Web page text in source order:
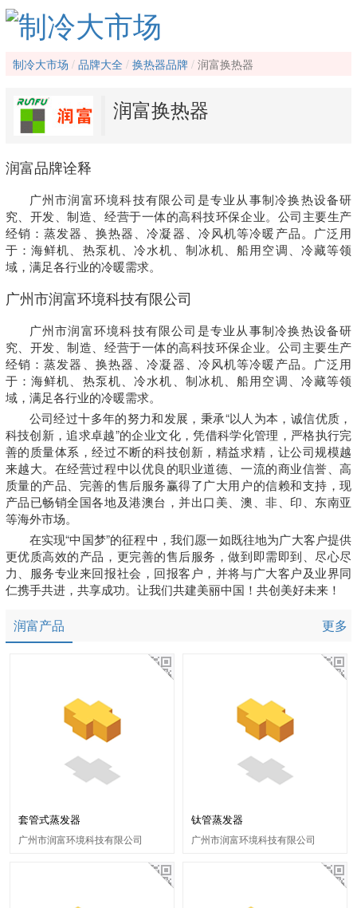
制冷大市场 品牌大全 换热器品牌 润富换热器
润富换热器
润富品牌诠释
广州市润富环境科技有限公司是专业从事制冷换热设备研
究、开发、制造、经营于一体的高科技环保企业。公司主要生产
经销：蒸发器、换热器、冷凝器、冷风机等冷暖产品。广泛用
于：海鲜机、热泵机、冷水机、制冰机、船用空调、冷藏等领
域，满足各行业的冷暖需求。
广州市润富环境科技有限公司
广州市润富环境科技有限公司是专业从事制冷换热设备研
究、开发、制造、经营于一体的高科技环保企业。公司主要生产
经销：蒸发器、换热器、冷凝器、冷风机等冷暖产品。广泛用
于：海鲜机、热泵机、冷水机、制冰机、船用空调、冷藏等领
域，满足各行业的冷暖需求。
公司经过十多年的努力和发展，秉承“以人为本，诚信优质，
科技创新，追求卓越”的企业文化，凭借科学化管理，严格执行完
善的质量体系，经过不断的科技创新，精益求精，让公司规模越
来越大。在经营过程中以优良的职业道德、一流的商业信誉、高
质量的产品、完善的售后服务赢得了广大用户的信赖和支持，现
产品已畅销全国各地及港澳台，并出口美、澳、非、印、东南亚
等海外市场。
在实现“中国梦”的征程中，我们愿一如既往地为广大客户提供
更优质高效的产品，更完善的售后服务，做到即需即到、尽心尽
力、服务专业来回报社会，回报客户，并将与广大客户及业界同
仁携手共进，共享成功。让我们共建美丽中国！共创美好未来！
润富产品 更多
套管式蒸发器
广州市润富环境科技有限公司
钛管蒸发器
广州市润富环境科技有限公司